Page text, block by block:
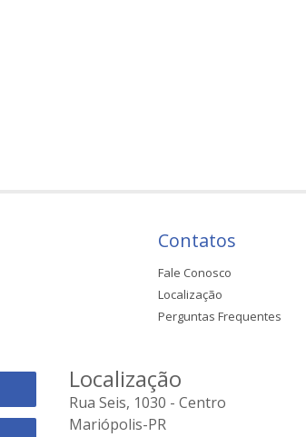
Contatos
Fale Conosco
Localização
Perguntas Frequentes
Localização
Rua Seis, 1030 - Centro
Mariópolis-PR